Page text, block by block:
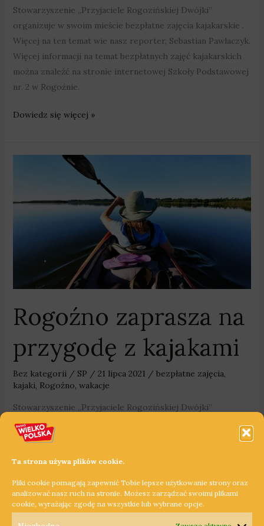
Ta strona używa plików cookie.
Pliki cookie pomagają zapewnić Tobie lepsze użytkowanie strony oraz
analizować nasz ruch na stronie. Możesz zarządzać swoimi plikami
cookie, wyrażając zgodę na wszystkie lub wybrane opcje.
Stowarzyszenie „Przyjaciele Rogozińskiej Dwójki”
organizuje w swoim mieście bezpłatne zajęcia kajakarskie .
Więcej na ten temat wie nasz reporter, Sebastian Pawlaczyk.
Więcej informacji na temat bezpłatnych zajęć kajakarskich
można znaleźć na stronie internetowej Szkoły Podstawowej
nr. 2 w Rogoźnie.
Dowiedz się więcej »
Rogoźno zaprasza na
przygodę z kajakami
Bez kategorii/ SP / 21 lipca 2021 / bezpłatne zajęcia,
kajaki, Rogoźno, wakacje
Stowarzyszenie „Przyjaciele Rogozińskiej Dwójki”
organizuje w swoim mieście bezpłatne zajęcia kajakarskie .
Więcej na ten temat wie nasz reporter, Sebastian Pawlaczyk.
można znaleźć na stronie internetowej Szkoły Podstawowej
nr. 2 w Rogoźnie.
przygodę
Dowiedz się więcej »